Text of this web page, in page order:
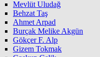
Mevlüt Uludağ
Behzat Taş
Ahmet Arpad
Burçak Melike Akgün
Gökçer F. Alp
Gizem Tokmak